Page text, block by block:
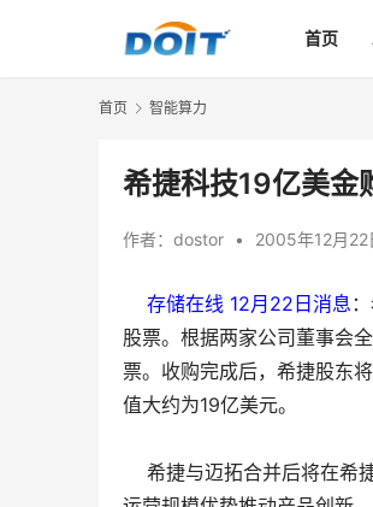
首页
首页 智能算力
希捷科技19亿美金
作者： dostor • 2005年12月22
存储在线 12月22日消息
股票。根据两家公司董事会
票。收购完成后，希捷股东
值大约为19亿美元。
希捷与迈拓合并后将在希